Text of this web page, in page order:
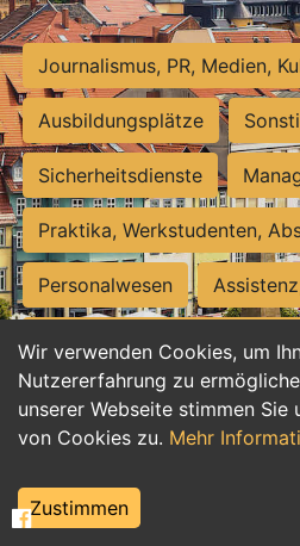
Wir verwenden Cookies, um
Nutzererfahrung zu
unserer Webseite stimmen Sie
von Cookies zu. Mehr
Zustimmen
Journalismus, PR, Medien,
Ausbildungsplätze
Sicherheitsdienste
Praktika, Werkstudenten,
Personalwesen
Hilfskräfte, Aushilfs- und
Einkauf, Logistik,
Weiterbildung, Studium,
Tourismus